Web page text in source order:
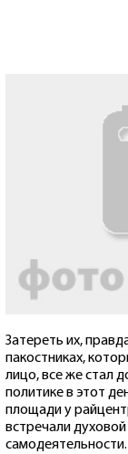
Затереть их,
пакостниках,
лицо, все же стал
политике в этот
площади у
встречали